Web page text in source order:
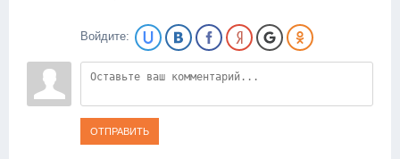
Войдите:
ОТПРАВИТЬ